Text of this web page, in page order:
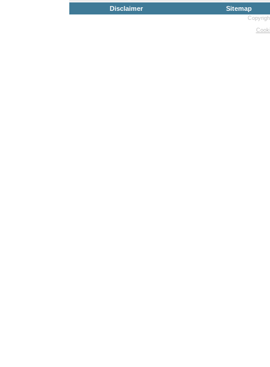
Disclaimer Sitemap